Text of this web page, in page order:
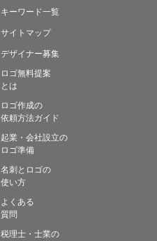
キーワード一覧
サイトマップ
デザイナー募集
ロゴ無料提案
とは
ロゴ作成の
依頼方法ガイド
起業・会社設立の
ロゴ準備
名刺とロゴの
使い方
よくある
質問
税理士・士業の